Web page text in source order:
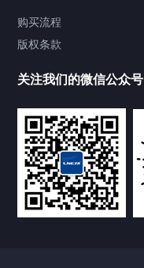
Chiller气体控温系统
Chamber试验箱
FREEZER低温箱
VOCs冷凝回收装置
购买流程
版权条款
关注我们的微信公众号